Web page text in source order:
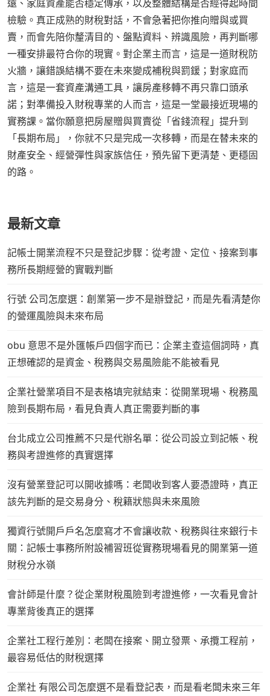
遠、家庭資產能否穩定傳承，以及整體結構是否經得起時間
檢驗。真正成熟的財稅對話，不會急著把你推向贈與或買
賣，而會先陪你釐清目的、盤點資料、辨識風險，再判斷哪
一種安排最符合你的現實。對企業主而言，這是一道財稅防
火牆，讓錯誤結構不要在未來變成補稅與罰鍰；對家庭而
言，這是一套資產溝通工具，讓房產移轉不再只靠口頭承
諾；對準備投入財稅專業的人而言，這是一堂最接近現場的
實務課。當你願意把房屋贈與買賣從「省錢流程」提升到
「長期布局」，你就不只是完成一次移轉，而是在替未來的
財產安全、經營彈性與家族信任，預先留下更清楚、更穩固
的路。
最新文章
記帳士開業流程不只是登記步驟：從考證、定位、接案到事
務所長期經營的實戰判斷
行號 公司怎麼選：創業第一步不是辦登記，而是先看清楚你
的營運風險與未來布局
obu 意思不是外匯帳戶四個字而已：企業主查這個詞時，真
正想確認的是資金、稅務與交易風險能不能被看見
企業社營業項目不是表格填完就結束：從開業現場、稅務風
險到長期布局，看見負責人真正需要判斷的事
台北成立公司推薦不只是代辦名單：從公司設立到記帳、稅
務與考證進修的真實選擇
沒有營業登記可以開收據嗎：老闆收到客人要憑證時，真正
該先判斷的是交易身分、稅籍狀態與未來風險
獨資行號開戶戶名怎麼寫才不會讓收款、稅務與往來銀行卡
關：記帳士事務所附設補習班從實務現場看見的開業第一道
財稅分水嶺
會計師是什麼？從企業財稅風險到考證進修，一次看見會計
專業背後真正的選擇
企業社工程行差別：老闆在接案、開立發票、承攬工程前，
最容易低估的財稅選擇
企業社 有限公司怎麼選不是看登記表，而是看老闆未來三年